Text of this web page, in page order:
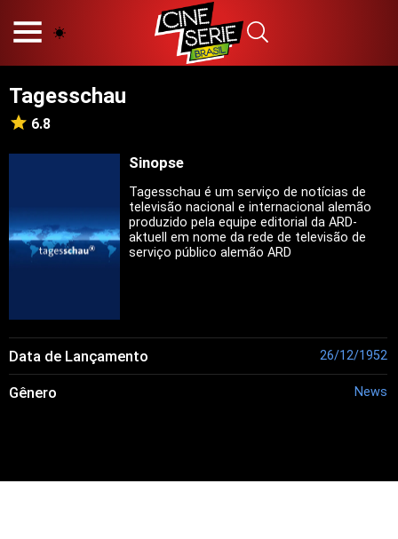
PRINCÍPIOS EDITORIAIS
POLÍTICA DE PRIVACIDADE
CONTATO
Hot
Séries
Novelas
Tagesschau
6.8
Sinopse
Tagesschau é um serviço de notícias de
televisão nacional e internacional alemão
produzido pela equipe editorial da ARD-
aktuell em nome da rede de televisão de
serviço público alemão ARD
Data de Lançamento 26/12/1952
Gênero News